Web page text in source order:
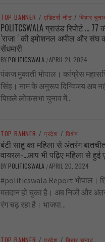
TOP BANNER / एडिटर्स नोट / बिहार
POLITCSWALA ग्राउंड रिपोर्ट …
‘राजा ‘ की इमोशनल अपील और संघ
सेंधमारी
BY POLITICSWALA /APRIL 21, 2024
पंकज मुकाती भोपाल। कांग्रेस
सिंह। नाम के अनुरूप दिग्विजय अब
पिछले लोकसभा चुनाव में...
TOP BANNER / प्रदेश / विशेष
बंटी साहू का महिला से अंतरंग
वायरल-…आप भी पढ़िए महिला से हुई
BY POLITICSWALA /APRIL 20, 2024
#politicswala Report भोपाल।
मतदान हो चुका है। अब निजी और
रंग चढ़ रहा है। भाजपा...
TOP BANNER / प्रदेश / बिहार चुनाव